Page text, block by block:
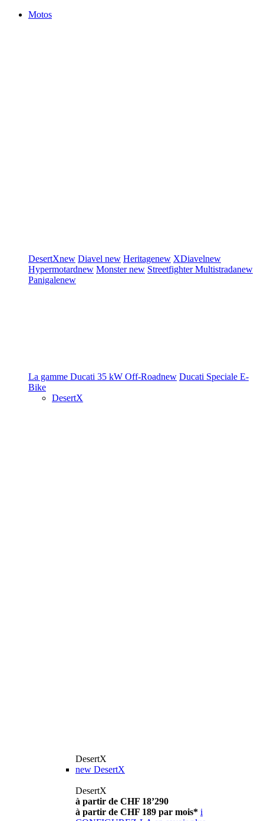
Motos
DesertXnew Diavel new Heritagenew XDiavelnew
Hypermotardnew Monsternew StreetfighterMultistradanew
Panigalenew
La gamme Ducati 35 kW Off-Roadnew Ducati Speciale E-
Bike
DesertX
DesertX
new DesertX
DesertX
à partir de CHF 18’290
à partir de CHF 189 par mois* i